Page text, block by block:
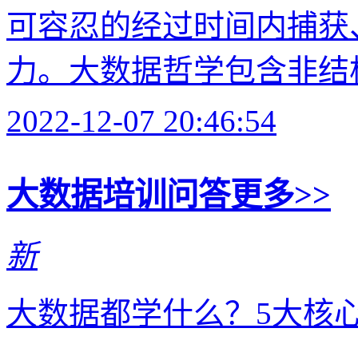
可容忍的经过时间内捕
力。大数据哲学包含非
2022-12-07 20:46:54
大数据培训问答更多>>
新
大数据都学什么？5大核